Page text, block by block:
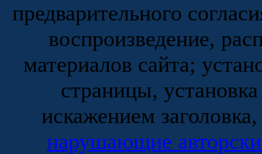
предварительного
воспроизведение,
материалов сайта;
страницы,
искажением
нарушающие